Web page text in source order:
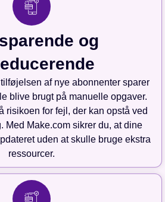
og
af nye abonnenter sparer
blive brugt på manuelle opgaver.
risikoen for fejl, der kan opstå ved
Med Make.com sikrer du, at dine
uden at skulle bruge ekstra
ressourcer.